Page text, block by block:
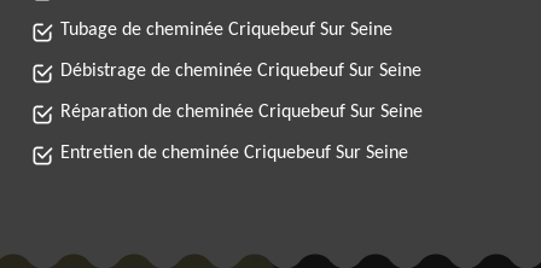
Tubage de cheminée Criquebeuf Sur Seine
Débistrage de cheminée Criquebeuf Sur Seine
Réparation de cheminée Criquebeuf Sur Seine
Entretien de cheminée Criquebeuf Sur Seine